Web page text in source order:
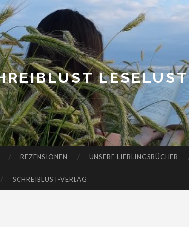
LESELUST
REZENSIONEN UNSERE LIEBLINGSBÜCHER
SCHREIBLUST-VERLAG